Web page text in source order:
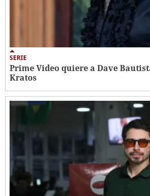
SERIE
Prime Video quiere a Dave
Kratos